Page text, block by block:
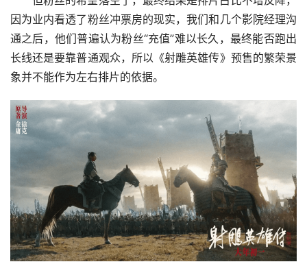
因为业内看透了粉丝冲票房的现实，我们和几个影院经理沟
通之后，他们普遍认为粉丝“充值”难以长久，最终能否跑出
长线还是要靠普通观众，所以《射雕英雄传》预售的繁荣景
象并不能作为左右排片的依据。